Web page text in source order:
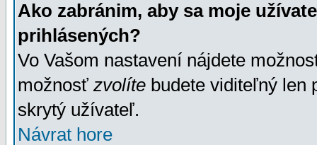
Ako zabránim, aby sa moje
prihlásených?
Vo Vašom nastavení nájdete
možnosť zvolíte budete viditeľný len
skrytý užívateľ.
Návrat hore